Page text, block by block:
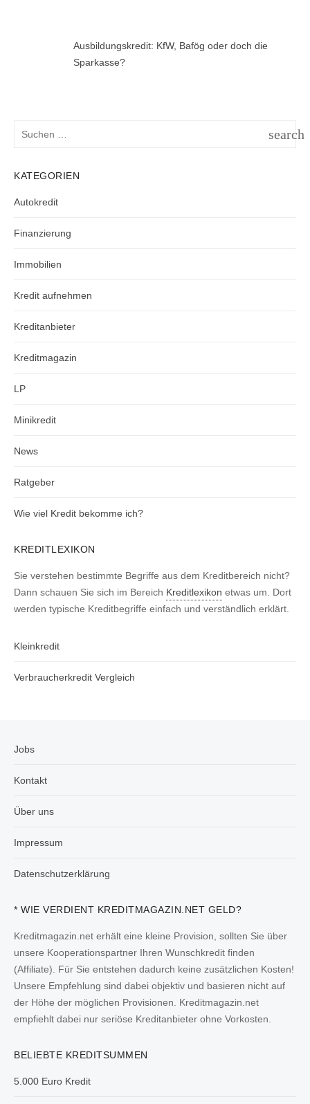
Ausbildungskredit: KfW, Bafög oder doch die
Sparkasse?
search
KATEGORIEN
Autokredit
Finanzierung
Immobilien
Kredit aufnehmen
Kreditanbieter
Kreditmagazin
LP
Minikredit
News
Ratgeber
Wie viel Kredit bekomme ich?
KREDITLEXIKON
Sie verstehen bestimmte Begriffe aus dem Kreditbereich nicht?
Dann schauen Sie sich im Bereich Kreditlexikon etwas um. Dort
werden typische Kreditbegriffe einfach und verständlich erklärt.
Kleinkredit
Verbraucherkredit Vergleich
Jobs
Kontakt
Über uns
Impressum
Datenschutzerklärung
* WIE VERDIENT KREDITMAGAZIN.NET GELD?
Kreditmagazin.net erhält eine kleine Provision, sollten Sie über
unsere Kooperationspartner Ihren Wunschkredit finden
(Affiliate). Für Sie entstehen dadurch keine zusätzlichen Kosten!
Unsere Empfehlung sind dabei objektiv und basieren nicht auf
der Höhe der möglichen Provisionen. Kreditmagazin.net
empfiehlt dabei nur seriöse Kreditanbieter ohne Vorkosten.
BELIEBTE KREDITSUMMEN
5.000 Euro Kredit